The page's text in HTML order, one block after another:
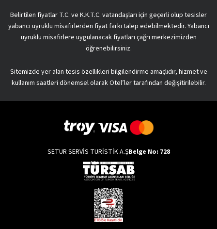
Belirtilen fiyatlar T.C. ve K.K.T.C. vatandaşları için geçerli olup tesisler
yabancı uyruklu misafirlerden fiyat farkı talep edebilmektedir. Yabancı
uyruklu misafirlere uygulanacak fiyatları çağrı merkezimizden
öğrenebilirsiniz.
Sitemizde yer alan tesis özellikleri bilgilendirme amaçlıdır, hizmet ve
kullanım saatleri dönemsel olarak Otel’ler tarafından değişitirilebilir.
SETUR SERVİS TURİSTİK A.ŞBelge No: 728